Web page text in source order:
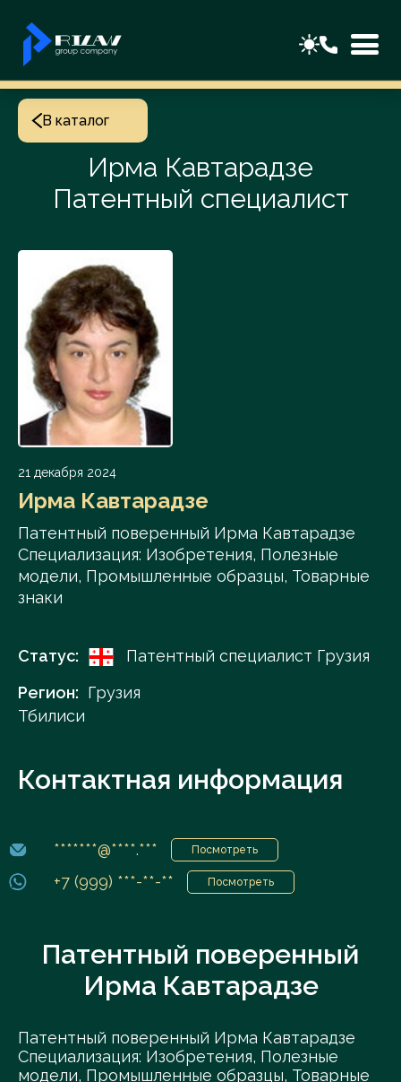
В каталог
Ирма Кавтарадзе
Патентный специалист
21 декабря 2024
Ирма Кавтарадзе
Патентный поверенный Ирма Кавтарадзе
Специализация: Изобретения, Полезные
модели, Промышленные образцы, Товарные
знаки
Статус:
Патентный специалист Грузия
Регион: Грузия
Тбилиси
Контактная информация
*******@****.*** Посмотреть
+7 (999) ***-**-** Посмотреть
Патентный поверенный
Ирма Кавтарадзе
Патентный поверенный Ирма Кавтарадзе
Специализация: Изобретения, Полезные
модели, Промышленные образцы, Товарные